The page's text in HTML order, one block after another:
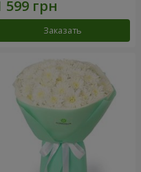
Заказать